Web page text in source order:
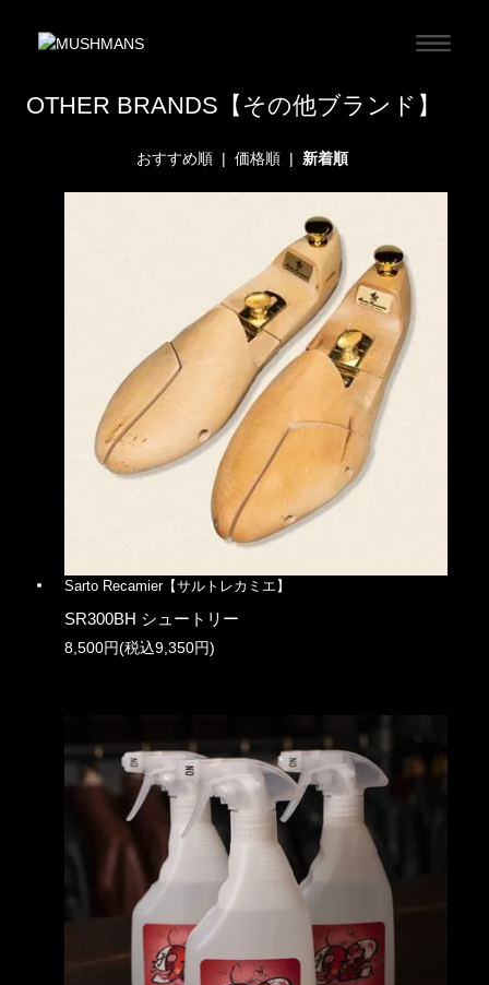
OTHER BRANDS【その他ブランド】
おすすめ順| 価格順| 新着順
Sarto Recamier【サルトレカミエ】
SR300BH シュートリー
8,500円(税込9,350円)